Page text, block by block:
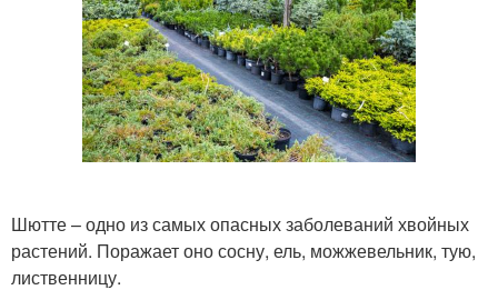
Шютте – одно из самых опасных заболеваний хвойных
растений. Поражает оно сосну, ель, можжевельник, тую,
лиственницу.